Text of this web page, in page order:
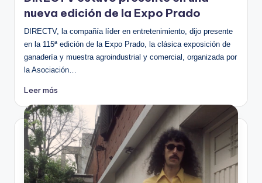
nueva edición de la Expo Prado
DIRECTV, la compañía líder en entretenimiento, dijo presente
en la 115ª edición de la Expo Prado, la clásica exposición de
ganadería y muestra agroindustrial y comercial, organizada por
la Asociación…
Leer más